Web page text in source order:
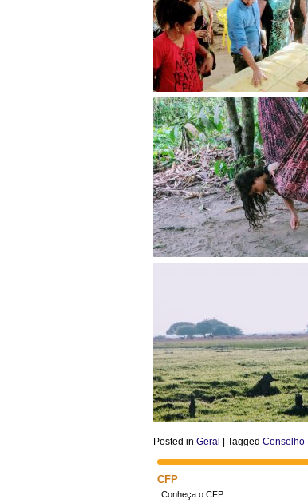
Posted in Geral Tagged Conselho
CFP
Conheça o CFP